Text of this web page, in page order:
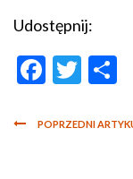
Udostępnij:
POPRZEDNI